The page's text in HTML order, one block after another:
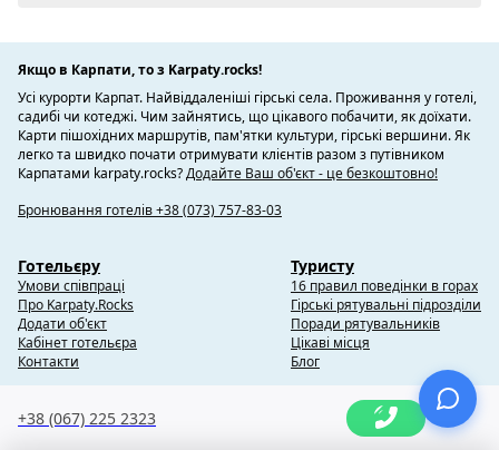
+38 (067) 225 2323
Якщо в Карпати, то з Karpaty.rocks!
Усі курорти Карпат. Найвіддаленіші гірські села. Проживання у готелі,
садибі чи котеджі. Чим зайнятись, що цікавого побачити, як доїхати.
Карти пішохідних маршрутів, пам'ятки культури, гірські вершини. Як
легко та швидко почати отримувати клієнтів разом з путівником
Карпатами karpaty.rocks?Додайте Ваш об'єкт - це безкоштовно!
Бронювання готелів +38 (073) 757-83-03
Готельєру
Умови співпраці
Про Karpaty.Rocks
Додати об'єкт
Кабінет готельєра
Контакти
Туристу
16 правил поведінки в горах
Гірські рятувальні підрозділи
Поради рятувальників
Цікаві місця
Блог
Copyright @ 2010-2014 Karpaty.Rocks